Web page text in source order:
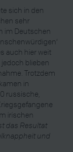
sich in den
sehr
im Deutschen
auch hier weit
blieben
Trotzdem
in
russische,
irischen
das Resultat
und